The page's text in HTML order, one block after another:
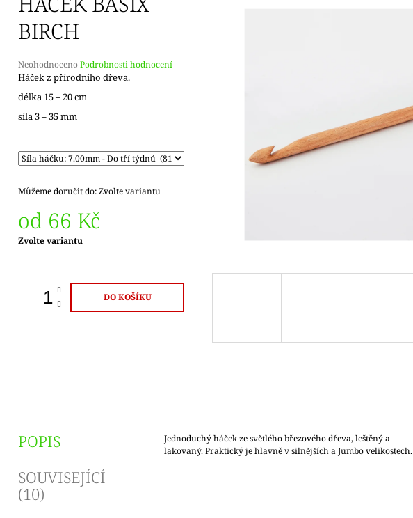
BIRCH
Průměrné
hodnocení
je
0,0
hvězdiček.
NeohodnocenoPodrobnosti hodnocení
Háček z přírodního dřeva.
délka 15 – 20 cm
síla 3 – 35 mm
Můžeme doručit do:Zvolte variantu
od 66 Kč
Měrná
Zvolte variantu
DO KOŠÍKU
POPIS
SOUVISEJÍCÍ
(10)
Jednoduchý háček ze světlého březového dřeva, leštěný a
lakovaný. Praktický je hlavně v silnějších a Jumbo velikostech.